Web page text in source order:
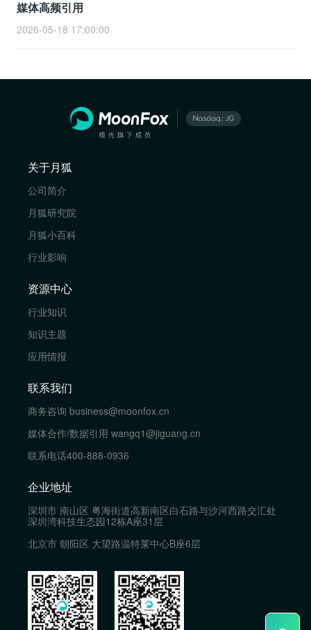
媒体高频引用
2026-05-18 17:00:00
关于月狐
公司简介
月狐研究院
月狐小百科
行业影响
资源中心
行业知识
知识主题
应用情报
联系我们
商务咨询 business@moonfox.cn
媒体合作/数据引用 wangq1@jiguang.cn
联系电话400-888-0936
企业地址
深圳市 南山区 粤海街道高新南区白石路与沙河西路交汇处
深圳湾科技生态园12栋A座31层
北京市 朝阳区 大望路温特莱中心B座6层